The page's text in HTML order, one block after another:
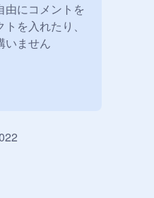
由にコメントを
を入れたり、
いません